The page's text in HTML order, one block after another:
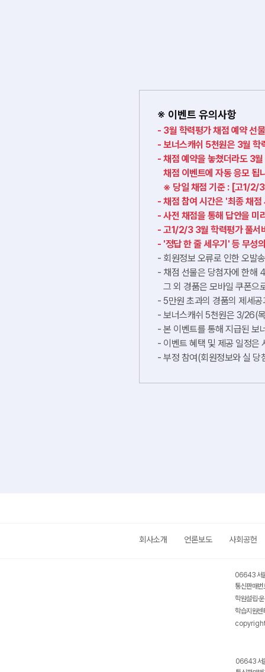
※ 이벤트 유의사항
3월 학력평가 채점 예약 선
보너스캐쉬 5천원은 3월 학
채점 예약을 놓쳤더라도 3
채점 이벤트에 자동 응모 됩
※ 당일 채점 기준 : [고1/2/
채점 참여 시간은 '최종 채
사전 채점을 통해 답안을 미
고1/2/3 3월 학력평가 풀서
'정답 한 줄 세우기' 등 무성
회원정보 오류로 인한 오발
채점 선물은 당첨자에 한해
그 외 경품은 모바일 쿠폰으
5만원 초과의 경품의 제세
보너스캐쉬 5천원은 3/26(
본 이벤트를 통해 지급된 보
이벤트 혜택 및 제공 일정은
부정 참여(회원정보와 실 당
회사소개 언론보도 사회공헌
06643 서
통신판매
학원설립·
학습지원
06643 서